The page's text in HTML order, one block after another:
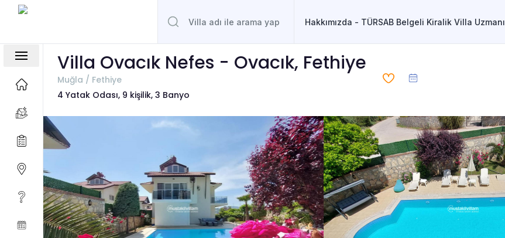
Hakkımızda - TÜRSAB Belgeli Kiralik Villa Uzmanı
Villa Ovacık Nefes - Ovacık, Fethiye
Muğla / Fethiye
4 Yatak Odası, 9 kişilik, 3 Banyo